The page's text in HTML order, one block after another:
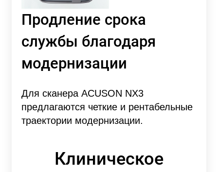
Продление срока
службы благодаря
модернизации
Для сканера ACUSON NX3
предлагаются четкие и рентабельные
траектории модернизации.
Клиническое